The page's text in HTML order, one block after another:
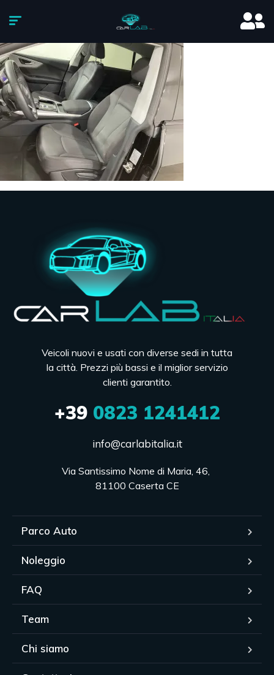
Veicoli nuovi e usati con diverse sedi in tutta
la città. Prezzi più bassi e il miglior servizio
clienti garantito.
+390823 1241412
info@carlabitalia.it
Via Santissimo Nome di Maria, 46,
81100 Caserta CE
Parco Auto
Noleggio
FAQ
Team
Chi siamo